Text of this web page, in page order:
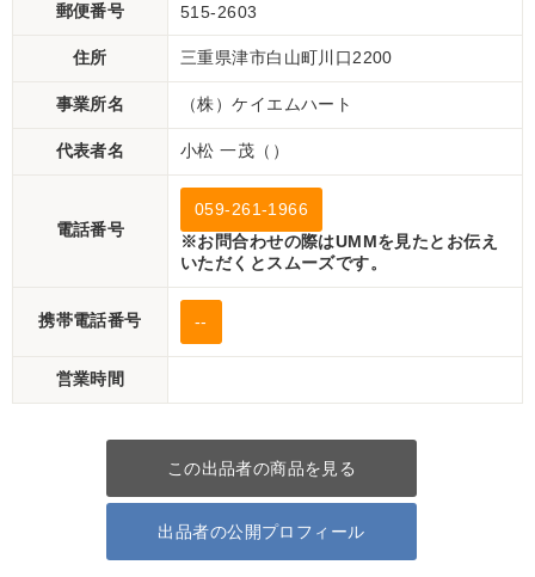
郵便番号 515-2603
住所 三重県津市白山町川口2200
事業所名 （株）ケイエムハート
代表者名 小松 一茂（）
電話番号
059-261-1966
※お問合わせの際はUMMを見たとお伝え
いただくとスムーズです。
携帯電話番号 --
営業時間
この出品者の商品を見る
出品者の公開プロフィール